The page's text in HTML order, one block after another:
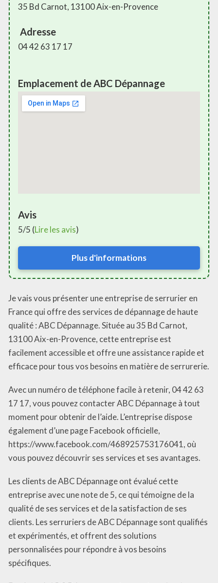
35 Bd Carnot, 13100 Aix-en-Provence
Adresse
04 42 63 17 17
Emplacement de ABC Dépannage
Avis
5/5 (Lire les avis)
Plus d'informations
Je vais vous présenter une entreprise de serrurier en
France qui offre des services de dépannage de haute
qualité : ABC Dépannage. Située au 35 Bd Carnot,
13100 Aix-en-Provence, cette entreprise est
facilement accessible et offre une assistance rapide et
efficace pour tous vos besoins en matière de serrurerie.
Avec un numéro de téléphone facile à retenir, 04 42 63
17 17, vous pouvez contacter ABC Dépannage à tout
moment pour obtenir de l’aide. L’entreprise dispose
également d’une page Facebook officielle,
https://www.facebook.com/468925753176041, où
vous pouvez découvrir ses services et ses avantages.
Les clients de ABC Dépannage ont évalué cette
entreprise avec une note de 5, ce qui témoigne de la
qualité de ses services et de la satisfaction de ses
clients. Les serruriers de ABC Dépannage sont qualifiés
et expérimentés, et offrent des solutions
personnalisées pour répondre à vos besoins
spécifiques.